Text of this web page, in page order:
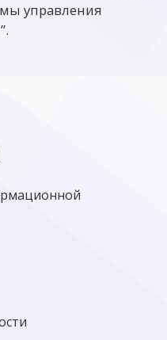
управления